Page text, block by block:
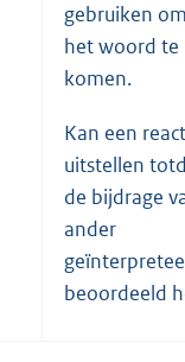
gebruiken
het woord te
komen.
Kan een
uitstellen
de bijdrage
ander
beoordeeld